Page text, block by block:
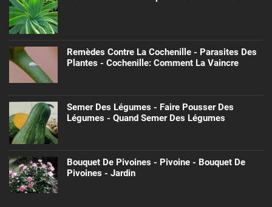
Remèdes Contre La Cochenille - Parasites Des
Plantes - Cochenille: Comment La Vaincre
Semer Des Légumes - Faire Pousser Des
Légumes - Quand Semer Des Légumes
Bouquet De Pivoines - Pivoine - Bouquet De
Pivoines - Jardin